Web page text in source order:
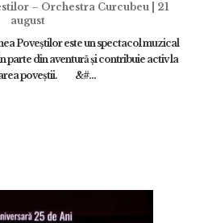
– Orchestra Curcubeu | 21
august
Poveștilor este un spectacol muzical
parte din aventură și contribuie activ la
poveștii. &#...